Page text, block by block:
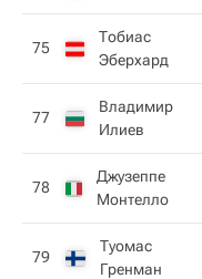
75
Тобиас
Эберхард
77
Владимир
Илиев
78
Джузеппе
Монтелло
79
Туомас
Гренман